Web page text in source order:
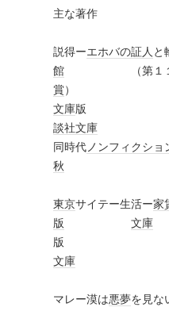
主な著作
説得ーエホバの証人
館 （第１１
賞
文庫版
談社文庫
同時代ノンフィクショ
秋
東京サイテー生活ー家
版
文庫
版
文庫
マレー漠は悪夢を